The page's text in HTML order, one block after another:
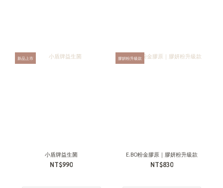
新品上市
小盾牌益生菌
NT$990
膠妍粉升級款
E.BO粉金膠原｜膠妍粉升級款
NT$830